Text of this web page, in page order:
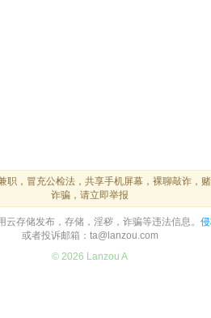
职，冒充公检法，共享手机屏幕，裸聊敲诈，
诈骗，请立即举报
云存储发布，存储，淫秽，诈骗等违法信息。
或者投诉邮箱：ta@lanzou.com
© 2026 Lanzou A